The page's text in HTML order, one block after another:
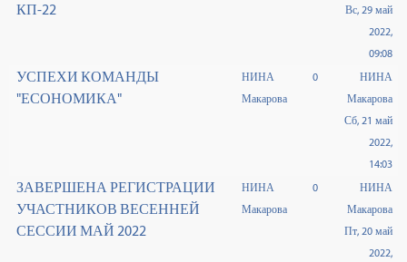
КП-22
Вс, 29 май
2022,
09:08
УСПЕХИ КОМАНДЫ
"ЕСОНОМИКА"
НИНА
Макарова
0
НИНА
Макарова
Сб, 21 май
2022,
14:03
ЗАВЕРШЕНА РЕГИСТРАЦИИ
УЧАСТНИКОВ ВЕСЕННЕЙ
СЕССИИ МАЙ 2022
НИНА
Макарова
0
НИНА
Макарова
Пт, 20 май
2022,